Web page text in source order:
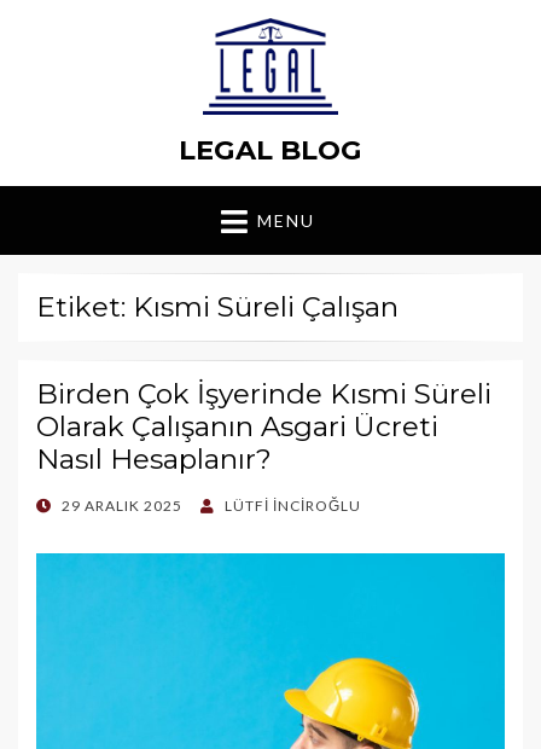
LEGAL BLOG
MENU
Etiket: Kısmi Süreli Çalışan
Birden Çok İşyerinde Kısmi Süreli
Olarak Çalışanın Asgari Ücreti
Nasıl Hesaplanır?
POSTED
29 ARALIK 2025 LÜTFI İNCIROĞLU